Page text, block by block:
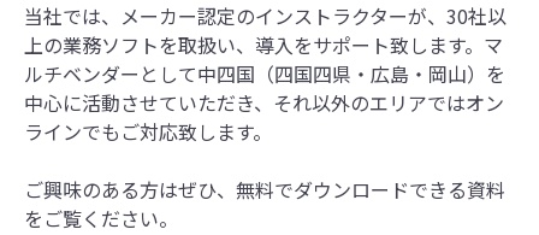
当社では、メーカー認定のインストラクターが、30社以
上の業務ソフトを取扱い、導入をサポート致します。マ
ルチベンダーとして中四国（四国四県・広島・岡山）を
中心に活動させていただき、それ以外のエリアではオン
ラインでもご対応致します。
ご興味のある方はぜひ、無料でダウンロードできる資料
をご覧ください。